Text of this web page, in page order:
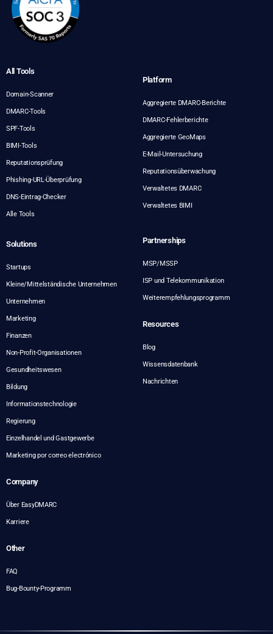
All Tools
Domain-Scanner
DMARC-Tools
SPF-Tools
BIMI-Tools
Reputationsprüfung
Phishing-URL-Überprüfung
DNS-Eintrag-Checker
Alle Tools
Platform
Aggregierte DMARC-Berichte
DMARC-Fehlerberichte
Aggregierte GeoMaps
E-Mail-Untersuchung
Reputationsüberwachung
Verwaltetes DMARC
Verwaltetes BIMI
Solutions
Startups
Kleine/Mittelständische Unternehmen
Unternehmen
Marketing
Finanzen
Non-Profit-Organisationen
Gesundheitswesen
Bildung
Informationstechnologie
Regierung
Einzelhandel und Gastgewerbe
Marketing por correo electrónico
Partnerships
MSP/MSSP
ISP und Telekommunikation
Weiterempfehlungsprogramm
Resources
Blog
Wissensdatenbank
Nachrichten
Company
Über EasyDMARC
Karriere
Other
FAQ
Bug-Bounty-Programm